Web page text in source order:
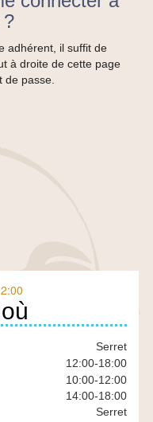
?
adhérent, il suffit de
à droite de cette page
de passe.
Serret
12:00-18:00
10:00-12:00
14:00-18:00
Serret